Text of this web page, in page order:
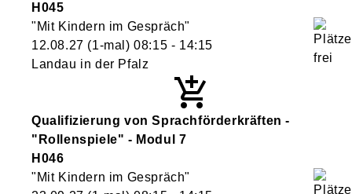
H045
"Mit Kindern im Gespräch"
12.08.27 (1-mal)08:15 - 14:15
Landau in der Pfalz
Qualifizierung von Sprachförderkräften -
"Rollenspiele" - Modul 7
H046
"Mit Kindern im Gespräch"